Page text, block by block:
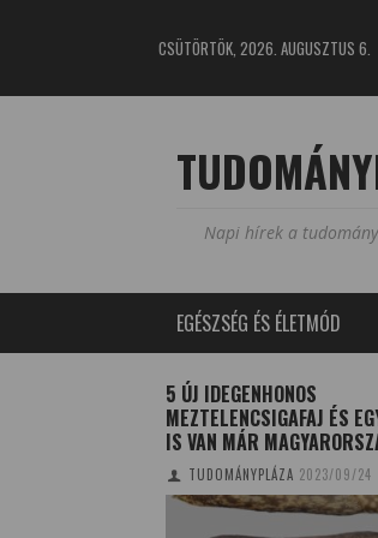
CSÜTÖRTÖK, 2026. AUGUSZTUS 6.
Napi hírek a
EGÉSZSÉG ÉS ÉLETMÓD
5 ÚJ IDEGENHONOS
MEZTELENCSIGAFAJ ÉS
IS VAN MÁR
TUDOMÁNYPLÁZA 2023/09/24